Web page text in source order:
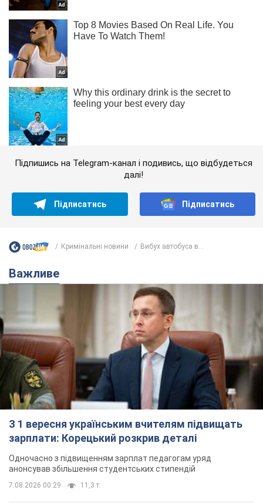
Підпишись на Telegram-канал і подивись, що відбудеться
далі!
Підписатись Підписатись
Кримінальні новини Вибух автобуса в...
Важливе
З 1 вересня українським вчителям підвищать
зарплати: Корецький розкрив деталі
Одночасно з підвищенням зарплат педагогам уряд
анонсував збільшення студентських стипендій
7.08.2026 00:29 11,3 т.